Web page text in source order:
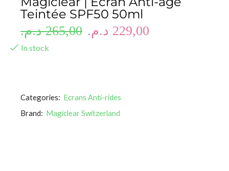
Teintée SPF50 50ml
265,00 د.م. 229,00 د.م.
In stock
Categories: Ecrans Anti-rides
Brand: Magiclear Switzerland